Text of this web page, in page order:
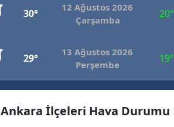
30°
12 Ağustos 2026
Çarşamba
20°
29°
13 Ağustos 2026
Perşembe
19°
Ankara İlçeleri Hava Durumu